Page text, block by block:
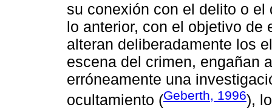
su conexión con el delito o el
lo anterior, con el objetivo de
alteran deliberadamente los
escena del crimen, engañan
erróneamente una
ocultamiento (Geberth, 1996),